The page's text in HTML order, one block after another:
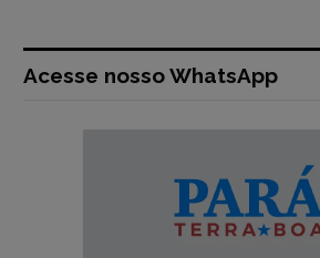
Acesse nosso WhatsApp